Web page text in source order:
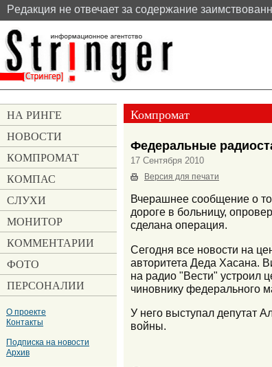
Pедакция не отвечает за содержание
Компромат
Федеральные
17 Сентября 2010
Версия для печати
Вчерашнее сообщение о
дороге в больницу,
сделана операция.
Сегодня все новости на
авторитета Деда Хасана.
на радио "Вести" устроил
чиновнику федерального
У него выступал депутат
войны.
НА РИНГЕ
НОВОСТИ
КОМПРОМАТ
КОМПАС
СЛУХИ
МОНИТОР
КОММЕНТАРИИ
ФОТО
ПЕРСОНАЛИИ
О проекте
Контакты
Подписка на новости
Архив